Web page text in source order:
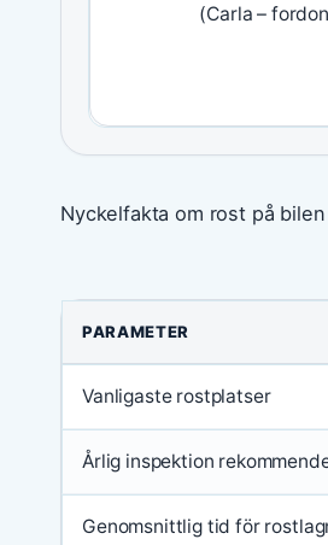
(Carla –
Nyckelfakta om rost på
PARAMETER
Vanligaste rostplatser
Årlig inspektion
Genomsnittlig tid för